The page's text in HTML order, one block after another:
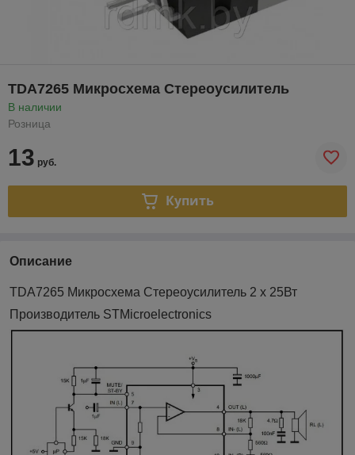
TDA7265 Микросхема Стереоусилитель
В наличии
Розница
13 руб.
Купить
Описание
TDA7265 Микросхема Стереоусилитель 2 х 25Вт
Производитель STMicroelectronics